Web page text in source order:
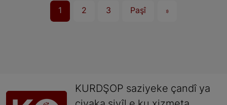
1 2 3 Paşî »
KURDŞOP saziyeke çandî ya